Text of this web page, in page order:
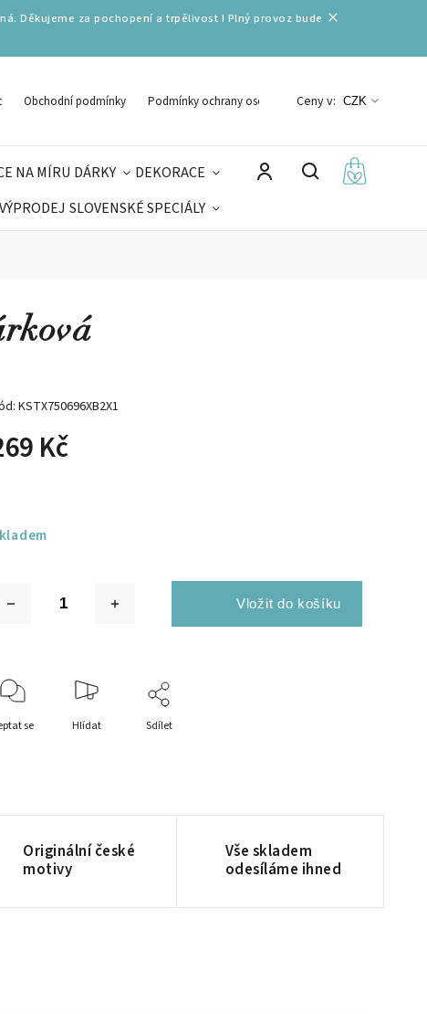
Děkujeme za pochopení a trpělivost ! Plný provoz bude
Obchodní podmínky Podmínky ochrany osobních údajů
Ceny v: CZK
NA MÍRU DÁRKY
DEKORACE
VÝPRODEJ SLOVENSKÉ SPECIÁLY
KSTX750696XB2X1
Kč
se Hlídat Sdílet
Originální české
motivy
Vše skladem
odesíláme ihned